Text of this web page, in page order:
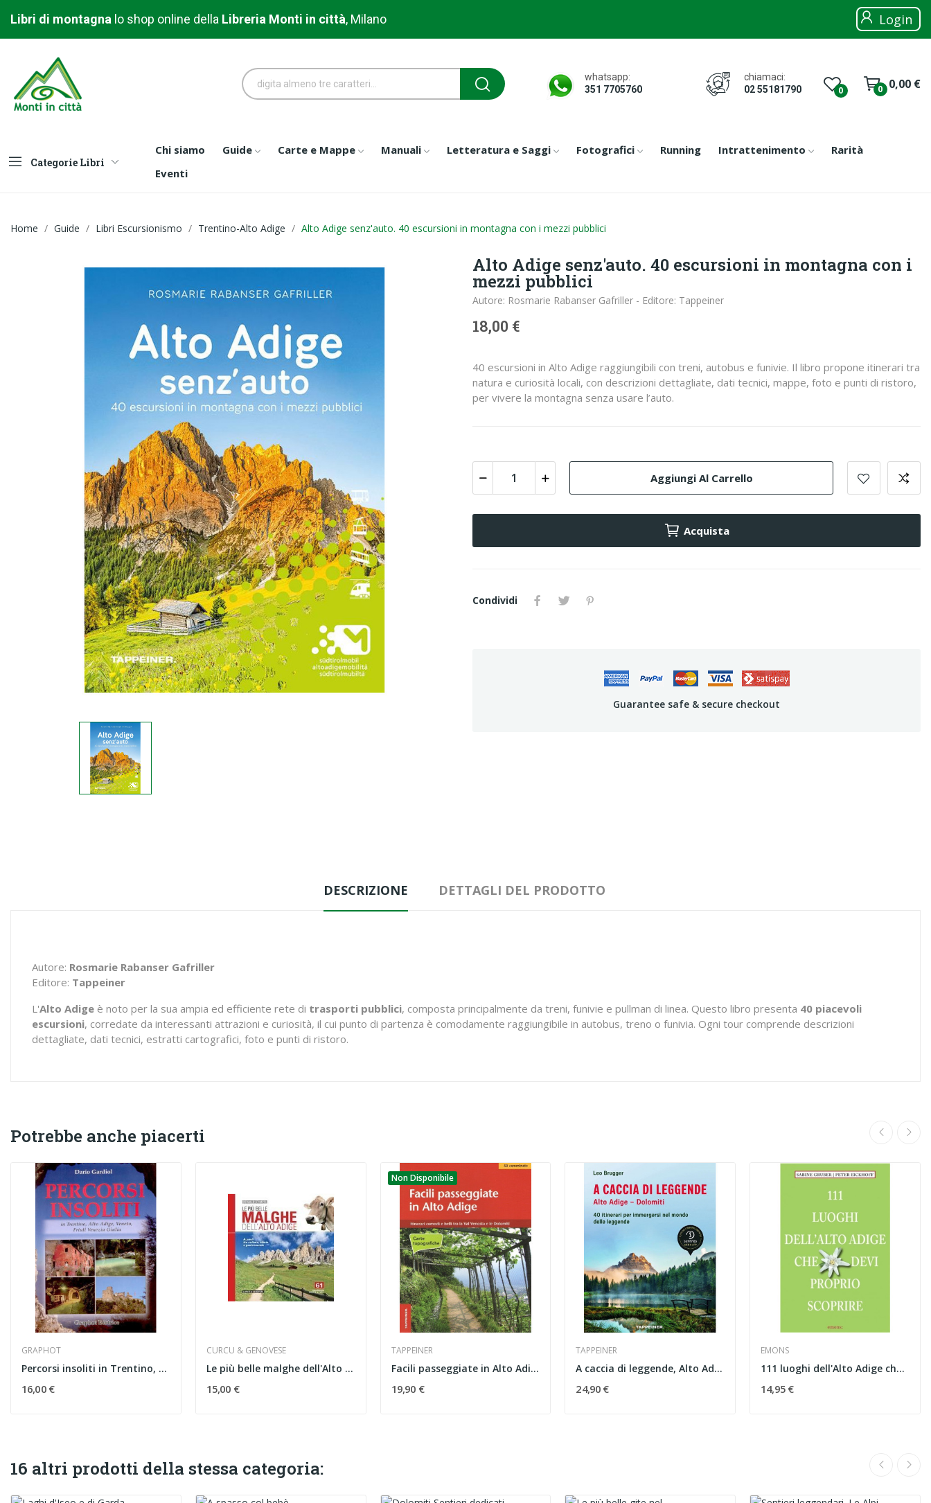
Libri di montagna o shop online della Libreria Monti in città, Milano Login
whatsapp:
351 7705760
chiamaci:
02 55181790
0 0,00 €
0
Categorie Libri
Chi siamo Guide Carte e Mappe Manuali Letteratura e Saggi Fotografici Running Intrattenimento
Rarità
Eventi
Home Guide Libri Escursionismo Trentino-Alto Adige Alto Adige senz'auto. 40 escursioni in montagna con i mezzi pubblici
Alto Adige senz'auto. 40 escursioni in montagna con i
mezzi pubblici
Autore: Rosmarie Rabanser Gafriller - Editore: Tappeiner
18,00 €
40 escursioni in Alto Adige raggiungibili con treni, autobus e funivie. Il libro propone itinerari tra
natura e curiosità locali, con descrizioni dettagliate, dati tecnici, mappe, foto e punti di ristoro,
per vivere la montagna senza usare l’auto.
Aggiungi Al Carrello
Acquista
Condividi
Guarantee safe & secure checkout
DESCRIZIONE DETTAGLI DEL PRODOTTO
Autore: Rosmarie Rabanser Gafriller
Editore: Tappeiner
L'Alto Adige è noto per la sua ampia ed efficiente rete di trasporti pubblici, composta principalmente da treni, funivie e pullman di linea. Questo libro presenta 40 piacevoli
escursioni, corredate da interessanti attrazioni e curiosità, il cui punto di partenza è comodamente raggiungibile in autobus, treno o funivia. Ogni tour comprende descrizioni
dettagliate, dati tecnici, estratti cartografici, foto e punti di ristoro.
Potrebbe anche piacerti
GRAPHOT
Percorsi insoliti in Trentino, Alto Adige...
16,00 €
CURCU & GENOVESE
Le più belle malghe dell'Alto Adige
15,00 €
Non Disponibile
TAPPEINER
Facili passeggiate in Alto Adige
19,90 €
TAPPEINER
A caccia di leggende, Alto Adige - Dolomiti
24,90 €
EMONS
111 luoghi dell'Alto Adige che devi proprio...
14,95 €
16 altri prodotti della stessa categoria: